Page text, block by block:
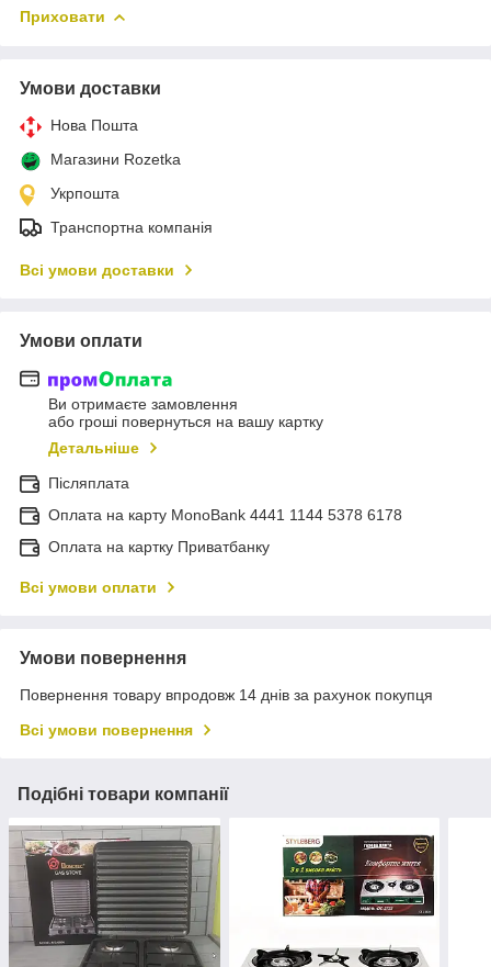
Приховати
Умови доставки
Нова Пошта
Магазини Rozetka
Укрпошта
Транспортна компанія
Всі умови доставки
Умови оплати
Ви отримаєте замовлення
або гроші повернуться на вашу картку
Детальніше
Післяплата
Оплата на карту MonoBank 4441 1144 5378 6178
Оплата на картку Приватбанку
Всі умови оплати
Умови повернення
Повернення товару впродовж 14 днів за рахунок покупця
Всі умови повернення
Подібні товари компанії